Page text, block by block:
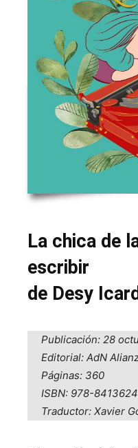
La chica de
escribir
de Desy
Publicación: 28
Editorial: AdN
Páginas: 360
ISBN: 978-
Traductor: Xavier